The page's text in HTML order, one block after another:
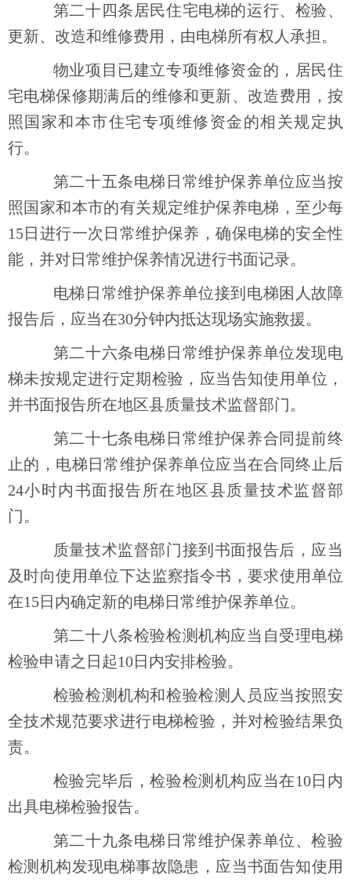
第二十四条居民住宅电梯的运行、检验、
更新、改造和维修费用，由电梯所有权人承担。
物业项目已建立专项维修资金的，居民住
宅电梯保修期满后的维修和更新、改造费用，按
照国家和本市住宅专项维修资金的相关规定执
行。
第二十五条电梯日常维护保养单位应当按
照国家和本市的有关规定维护保养电梯，至少每
15日进行一次日常维护保养，确保电梯的安全性
能，并对日常维护保养情况进行书面记录。
电梯日常维护保养单位接到电梯困人故障
报告后，应当在30分钟内抵达现场实施救援。
第二十六条电梯日常维护保养单位发现电
梯未按规定进行定期检验，应当告知使用单位，
并书面报告所在地区县质量技术监督部门。
第二十七条电梯日常维护保养合同提前终
止的，电梯日常维护保养单位应当在合同终止后
24小时内书面报告所在地区县质量技术监督部
门。
质量技术监督部门接到书面报告后，应当
及时向使用单位下达监察指令书，要求使用单位
在15日内确定新的电梯日常维护保养单位。
第二十八条检验检测机构应当自受理电梯
检验申请之日起10日内安排检验。
检验检测机构和检验检测人员应当按照安
全技术规范要求进行电梯检验，并对检验结果负
责。
检验完毕后，检验检测机构应当在10日内
出具电梯检验报告。
第二十九条电梯日常维护保养单位、检验
检测机构发现电梯事故隐患，应当书面告知使用